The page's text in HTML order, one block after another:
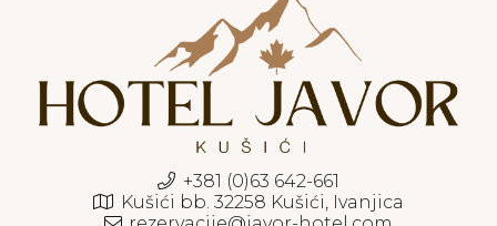
+381 (0)63 642-661
Kušići bb. 32258 Kušići, Ivanjica